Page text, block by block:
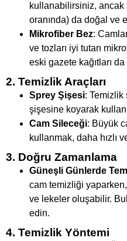
kullanabilirsiniz, ancak
oranında) da doğal ve
Mikrofiber Bez:
ve tozları iyi tutan
eski gazete kağıtları
2. Temizlik Araçları
Sprey Şişesi: Temizlik
şişesine koyarak
Cam Sileceği: Büyük
kullanmak, daha hızlı
3. Doğru Zamanlama
Güneşli Günlerde
cam temizliği
ve lekeler oluşabilir.
edin.
4. Temizlik Yöntemi